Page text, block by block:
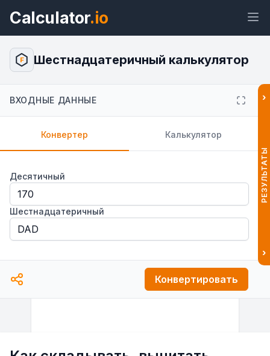
Calculator.io
Шестнадцатеричный калькулятор
F Шестнадцатеричный калькулятор
ВХОДНЫЕ ДАННЫЕ
Конвертер Калькулятор
Десятичный
Шестнадцатеричный
Конвертировать
›
РЕЗУЛЬТАТЫ
›